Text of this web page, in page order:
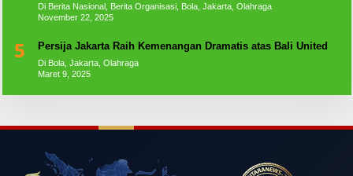
Di Berita Nasional, Berita Organisasi, Bola, Jakarta, Olahraga
November 22, 2025
5 Persija Jakarta Raih Kemenangan Dramatis atas Bali United
Di Bola, Jakarta, Olahraga
Maret 9, 2025